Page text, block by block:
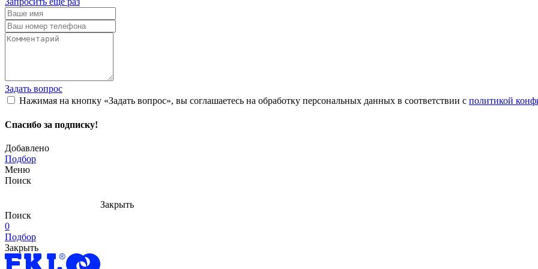
Задать вопрос
Нажимая на кнопку «Задать вопрос», вы соглашаетесь на обработку персональных данных в соответствии с политикой
Спасибо за подписку!
Добавлено
Подбор
Меню
Поиск
Закрыть
Поиск
0
Подбор
Закрыть